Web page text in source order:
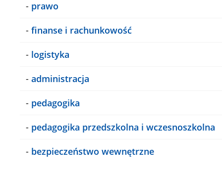
- prawo
- finanse i rachunkowość
- logistyka
- administracja
- pedagogika
- pedagogika przedszkolna i wczesnoszkolna
- bezpieczeństwo wewnętrzne